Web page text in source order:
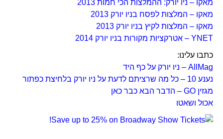
מאקו – ניו יורק: ההמלצות הכי חמות 2013
מאקו – המלצות לפסח בניו יורק 2013
מאקו – המלצות לקיץ בניו יורק 2013
YNET – אטרקציות מקורות בניו יורק 2014
כתבו עלינו:
AllMag – ניו יורק על כף היד
נענע 10 – כל מה שרציתם לדעת על ניו יורק בלחיצת כפתור
מגזין GO – הדבר הבא כבר כאן
אכול ושאטו